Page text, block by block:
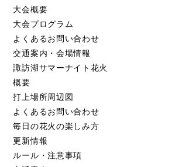
大会概要
大会プログラム
よくあるお問い合わせ
交通案内・会場情報
諏訪湖サマーナイト花火
概要
打上場所周辺図
よくあるお問い合わせ
毎日の花火の楽しみ方
更新情報
ルール・注意事項